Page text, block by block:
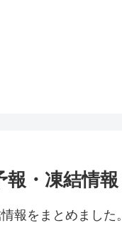
報・凍結情報
報をまとめまし